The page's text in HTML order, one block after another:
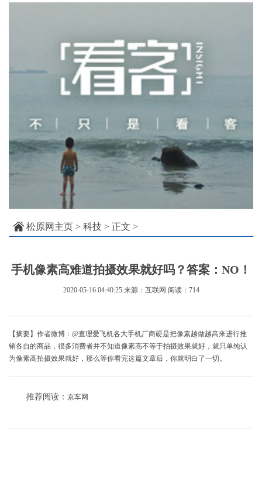
松原网主页 > 科技 > 正文 >
手机像素高难道拍摄效果就好吗？答案：NO！
2020-05-16 04:40:25 来源：互联网 阅读：714
【摘要】作者微博：@查理爱飞机​​各大手机厂商硬是把像素越做越高来进行推
销各自的商品，很多消费者并不知道像素高不等于拍摄效果就好，就只单纯认
为像素高拍摄效果就好，那么等你看完这篇文章后，你就明白了一切。
推荐阅读： 京车网